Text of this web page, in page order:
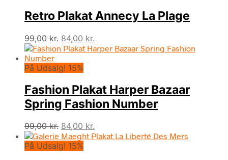
Retro Plakat Annecy La Plage
99,00kr. Den
oprindelige
var:
84,00 kr.
aktuelle
På Udsalg! 15%
Fashion Plakat Harper Bazaar
Spring Fashion Number
99,00kr. Den
oprindelige
pris
84,00 kr.
aktuelle
På Udsalg! 15%